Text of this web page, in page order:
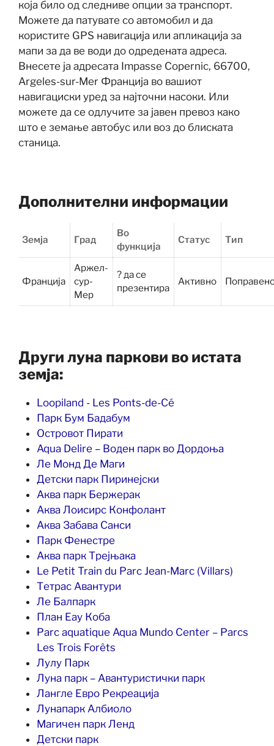
која било од следниве опции за транспорт.
Можете да патувате со автомобил и да
користите GPS навигација или апликација за
мапи за да ве води до одредената адреса.
Внесете ја адресата Impasse Copernic, 66700,
Argeles-sur-Mer Франција во вашиот
навигациски уред за најточни насоки. Или
можете да се одлучите за јавен превоз како
што е земање автобус или воз до блиската
станица.
Дополнителни информации
Земја Град
Во
функција
Статус Тип
Франција
Аржел-
сур-
Мер
? да се
презентира
Активно
Други луна паркови во истата
земја:
Loopiland - Les Ponts-de-Cé
Парк Бум Бадабум
Островот Пирати
Aqua Delire – Воден парк во Дордоња
Ле Монд Де Маги
Детски парк Пиринејски
Аква парк Бержерак
Аква Лоисирс Конфолант
Аква Забава Санси
Парк Фенестре
Аква парк Трејњака
Le Petit Train du Parc Jean-Marc (Villars)
Тетрас Авантури
Ле Балпарк
План Еау Коба
Parc aquatique Aqua Mundo Center – Parcs
Les Trois Forêts
Лулу Парк
Луна парк – Авантуристички парк
Лангле Евро Рекреација
Лунапарк Албиоло
Магичен парк Ленд
Детски парк